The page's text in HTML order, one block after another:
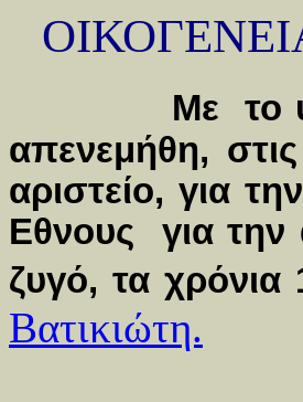
Με το υπ
απενεμήθη,
αριστείο, για
Εθνους για την
ζυγό, τα
Βατικιώτη.